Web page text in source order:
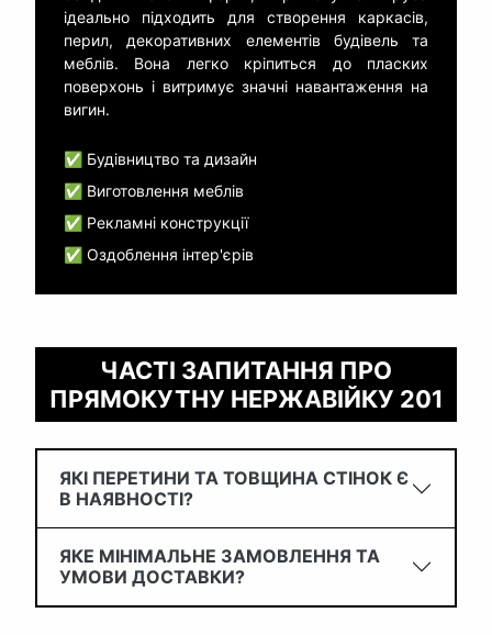
ідеально підходить для створення каркасів,
перил, декоративних елементів будівель та
меблів. Вона легко кріпиться до пласких
поверхонь і витримує значні навантаження на
вигин.
✅ Будівництво та дизайн
✅ Виготовлення меблів
✅ Рекламні конструкції
✅ Оздоблення інтер'єрів
ЧАСТІ ЗАПИТАННЯ ПРО
ПРЯМОКУТНУ НЕРЖАВІЙКУ 201
ЯКІ ПЕРЕТИНИ ТА ТОВЩИНА СТІНОК Є
В НАЯВНОСТІ?
ЯКЕ МІНІМАЛЬНЕ ЗАМОВЛЕННЯ ТА
УМОВИ ДОСТАВКИ?